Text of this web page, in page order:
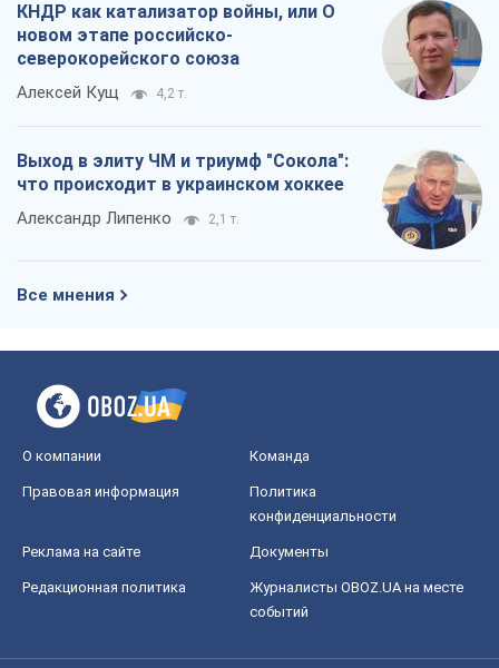
КНДР как катализатор войны, или О
новом этапе российско-
северокорейского союза
Алексей Кущ 4,2 т.
Выход в элиту ЧМ и триумф "Сокола":
что происходит в украинском хоккее
Александр Липенко 2,1 т.
Все мнения
О компании Команда
Правовая информация
Политика
конфиденциальности
Реклама на сайте Документы
Редакционная политика
Журналисты OBOZ.UA на месте
событий